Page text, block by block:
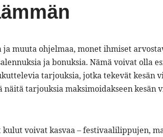
muuta ohjelmaa, monet ihmiset
ja bonuksia. Nämä voivat olla
tarjouksia, jotka tekevät kesän
tarjouksia maksimoidakseen kesän
voivat kasvaa – festivaalilippujen,